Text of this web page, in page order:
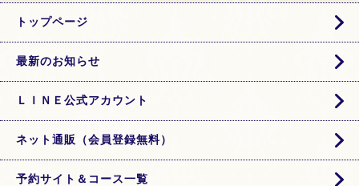
トップページ
最新のお知らせ
ＬＩＮＥ公式アカウント
ネット通販（会員登録無料）
予約サイト＆コース一覧